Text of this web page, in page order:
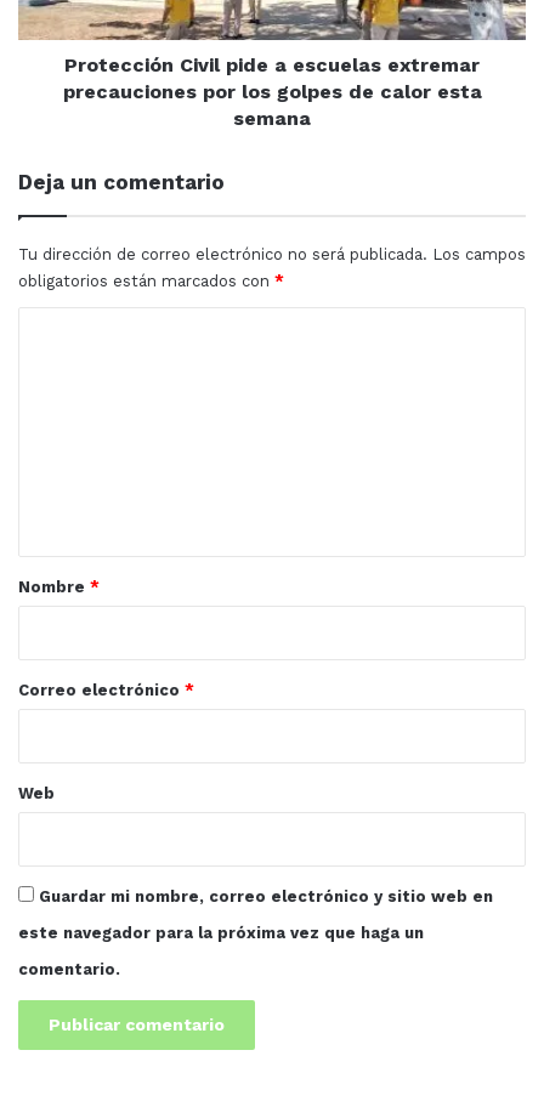
plan de desarrollo con visión de futuro 2025 que
encabeza el rector de la casa Rosalina, doctor Jesús
Madueña Molina.
trabajo dejaron en claro su compromiso con la
por
los
golpesProtección Civil pide a escuelas extremar
precauciones por los golpes de calor esta
semana
Deja un comentario
Tu dirección de correo electrónico no será publicada. Los campos
obligatorios están marcados con *
r
*
Nombre *
Correo electrónico *
Web
Guardar mi nombre, correo electrónico y sitio web en
este navegador para la próxima vez que haga un
comentario.